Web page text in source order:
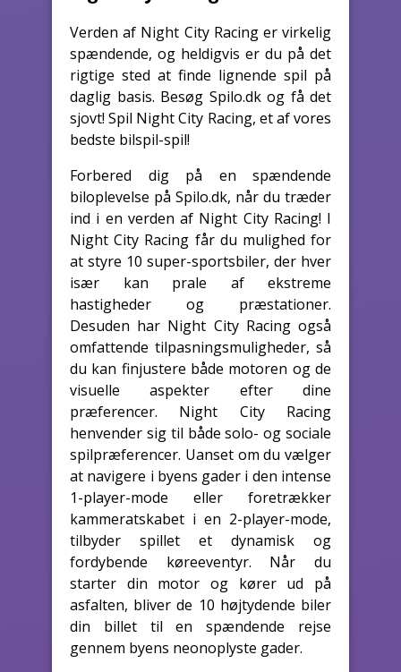
Verden af Night City Racing er virkelig
spændende, og heldigvis er du på det
rigtige sted at finde lignende spil på
daglig basis. Besøg Spilo.dk og få det
sjovt! Spil Night City Racing, et af vores
bedste bilspil-spil!
Forbered dig på en spændende
biloplevelse på Spilo.dk, når du træder
ind i en verden af Night City Racing! I
Night City Racing får du mulighed for
at styre 10 super-sportsbiler, der hver
især kan prale af ekstreme
hastigheder og præstationer.
Desuden har Night City Racing også
omfattende tilpasningsmuligheder, så
du kan finjustere både motoren og de
visuelle aspekter efter dine
præferencer. Night City Racing
henvender sig til både solo- og sociale
spilpræferencer. Uanset om du vælger
at navigere i byens gader i den intense
1-player-mode eller foretrækker
kammeratskabet i en 2-player-mode,
tilbyder spillet et dynamisk og
fordybende køreeventyr. Når du
starter din motor og kører ud på
asfalten, bliver de 10 højtydende biler
din billet til en spændende rejse
gennem byens neonoplyste gader.